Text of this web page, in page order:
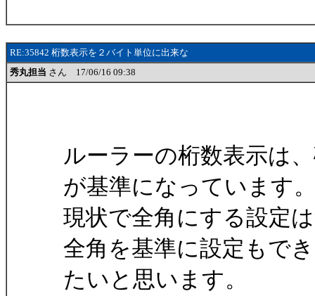
RE:35842 桁数表示を２バイト単位に出来な
秀丸担当 さん 17/06/16 09:38
ルーラーの桁数表示は
が基準になっています
現状で全角にする設定
全角を基準に設定もで
たいと思います。